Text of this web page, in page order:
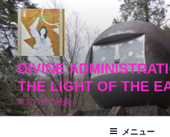
コ
ン
テ
ン
ツ
へ
ス
キ
ッ
DIVINE
THE LIGHT OF THE
東方の光の経綸
メニュー